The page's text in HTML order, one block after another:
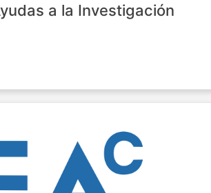
a la Investigación